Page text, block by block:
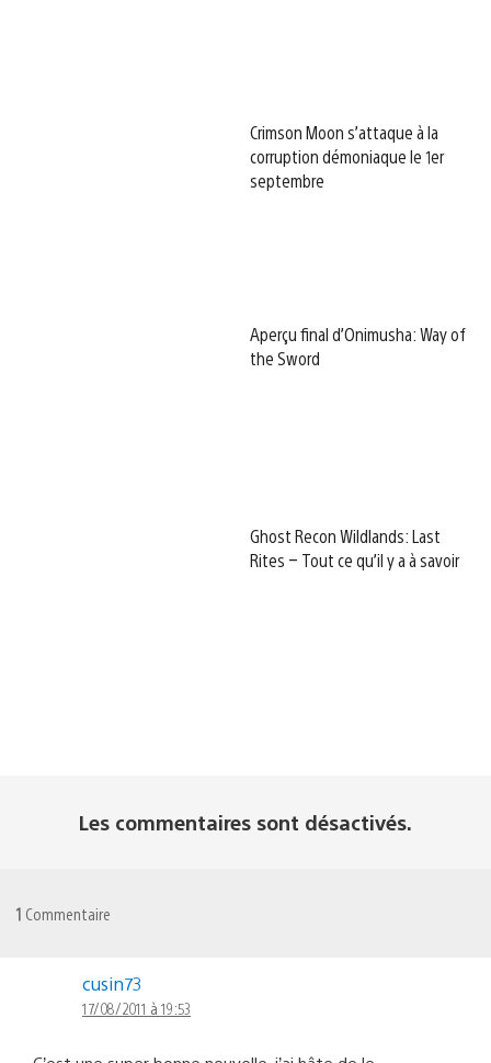
Crimson Moon s’attaque à la
corruption démoniaque le 1er
septembre
Aperçu final d’Onimusha: Way of
the Sword
Ghost Recon Wildlands: Last
Rites – Tout ce qu’il y a à savoir
Les commentaires sont désactivés.
1 Commentaire
cusin73
17/08/2011 à 19:53